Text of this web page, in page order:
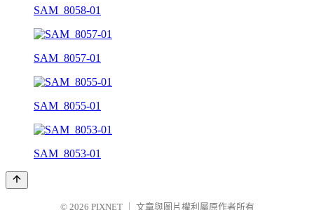
SAM_8058-01
SAM_8057-01
SAM_8055-01
SAM_8053-01
© 2026 PIXNET 文章與圖片權利屬原作者所有